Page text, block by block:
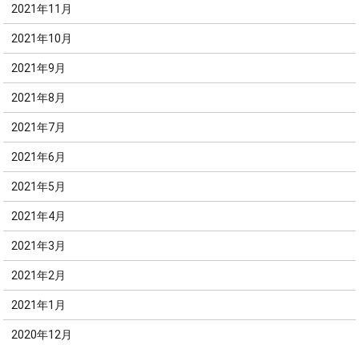
2021年11月
2021年10月
2021年9月
2021年8月
2021年7月
2021年6月
2021年5月
2021年4月
2021年3月
2021年2月
2021年1月
2020年12月